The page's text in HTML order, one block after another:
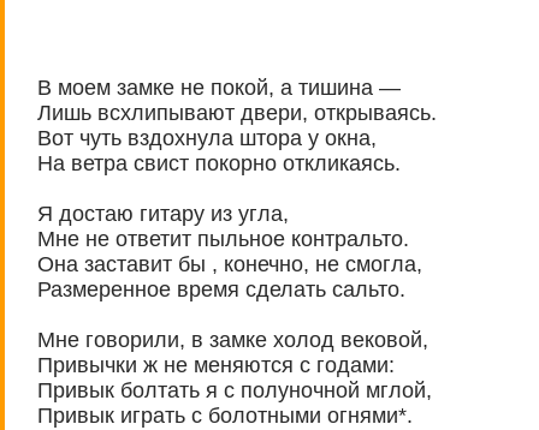
В моем замке не покой, а тишина —
Лишь всхлипывают двери, открываясь.
Вот чуть вздохнула штора у окна,
На ветра свист покорно откликаясь.
Я достаю гитару из угла,
Мне не ответит пыльное контральто.
Она заставит бы , конечно, не смогла,
Размеренное время сделать сальто.
Мне говорили, в замке холод вековой,
Привычки ж не меняются с годами:
Привык болтать я с полуночной мглой,
Привык играть с болотными огнями*.